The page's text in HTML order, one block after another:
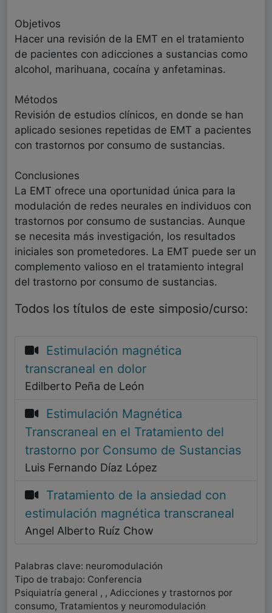
Objetivos
Hacer una revisión de la EMT en el tratamiento
de pacientes con adicciones a sustancias como
alcohol, marihuana, cocaína y anfetaminas.
Métodos
Revisión de estudios clínicos, en donde se han
aplicado sesiones repetidas de EMT a pacientes
con trastornos por consumo de sustancias.
Conclusiones
La EMT ofrece una oportunidad única para la
modulación de redes neurales en individuos con
trastornos por consumo de sustancias. Aunque
se necesita más investigación, los resultados
iniciales son prometedores. La EMT puede ser un
complemento valioso en el tratamiento integral
del trastorno por consumo de sustancias.
Todos los títulos de este simposio/curso:
Estimulación magnética
transcraneal en dolor
Edilberto Peña de León
Estimulación Magnética
Transcraneal en el Tratamiento del
trastorno por Consumo de Sustancias
Luis Fernando Díaz López
Tratamiento de la ansiedad con
estimulación magnética transcraneal
Angel Alberto Ruíz Chow
Palabras clave: neuromodulación
Tipo de trabajo: Conferencia
Psiquiatría general , , Adicciones y trastornos por
consumo, Tratamientos y neuromodulación